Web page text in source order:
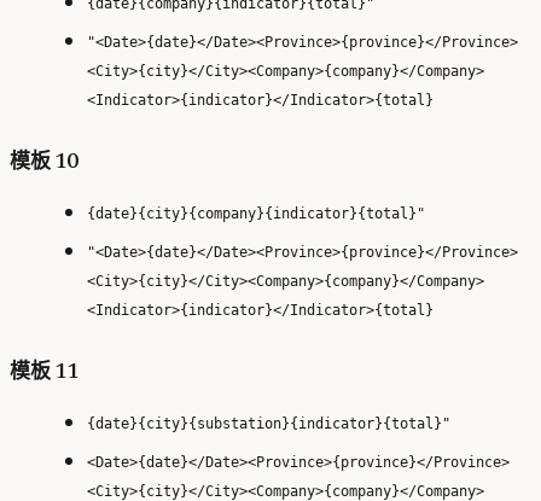
"<Date>{date}</Date><Province>{province}</Province>
<City>{city}</City><Company>{company}</Company>
<Indicator>{indicator}</Indicator>{total}
模板 10
{date}{city}{company}{indicator}{total}"
"<Date>{date}</Date><Province>{province}</Province>
<City>{city}</City><Company>{company}</Company>
<Indicator>{indicator}</Indicator>{total}
模板 11
{date}{city}{substation}{indicator}{total}"
<Date>{date}</Date><Province>{province}</Province>
<City>{city}</City><Company>{company}</Company>